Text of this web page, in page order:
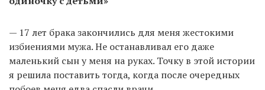
— 17 лет брака закончились для меня жестокими
избиениями мужа. Не останавливал его даже
маленький сын у меня на руках. Точку в этой истории
я решила поставить тогда, когда после очередных